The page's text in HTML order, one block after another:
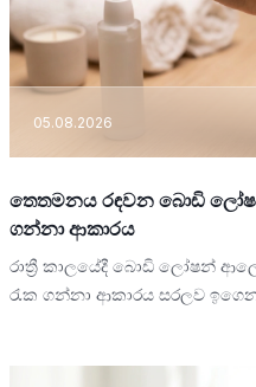
05.08.2026
තෙතමනය රඳවන බොඩි
ගන්නා ආකාරය
රාත්‍රී කාලයේදී බොඩි ලෝෂන්
රැක ගන්නා ආකාරය සරලව